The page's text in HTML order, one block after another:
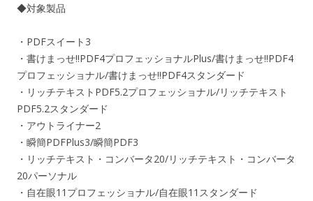
◆対象製品
・PDFスイート3
・書けまっせ!!PDF4プロフェッショナルPlus/書けまっせ!!PDF4
プロフェッショナル/書けまっせ!!PDF4スタンダード
・リッチテキストPDF5.2プロフェッショナル/リッチテキスト
PDF5.2スタンダード
・アウトライナー2
・瞬簡PDFPlus3/瞬簡PDF3
・リッチテキスト・コンバータ20/リッチテキスト・コンバータ
20パーソナル
・自在眼11プロフェッショナル/自在眼11スタンダード